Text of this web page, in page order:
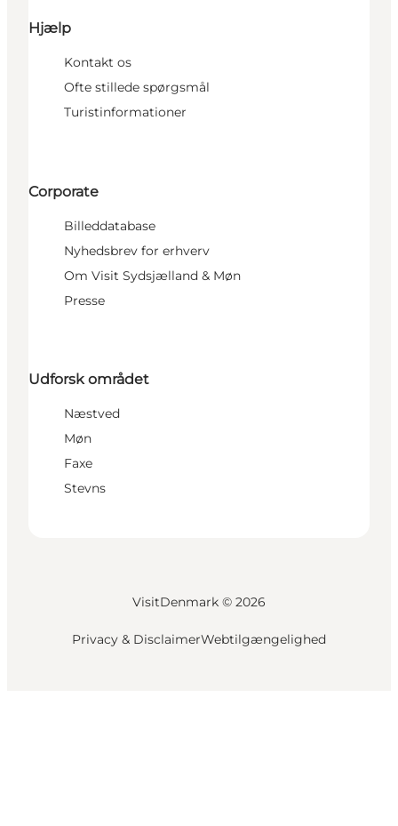
Hjælp
Kontakt os
Ofte stillede spørgsmål
Turistinformationer
Corporate
Billeddatabase
Nyhedsbrev for erhverv
Om Visit Sydsjælland & Møn
Presse
Udforsk området
Næstved
Møn
Faxe
Stevns
VisitDenmark © 2026
Privacy & DisclaimerWebtilgængelighed